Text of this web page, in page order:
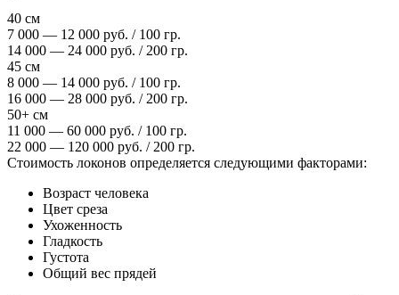
40 см
7 000 — 12 000 руб. / 100 гр.
14 000 — 24 000 руб. / 200 гр.
45 см
8 000 — 14 000 руб. / 100 гр.
16 000 — 28 000 руб. / 200 гр.
50+ см
11 000 — 60 000 руб. / 100 гр.
22 000 — 120 000 руб. / 200 гр.
Стоимость локонов определяется следующими факторами:
Возраст человека
Цвет среза
Ухоженность
Гладкость
Густота
Общий вес прядей